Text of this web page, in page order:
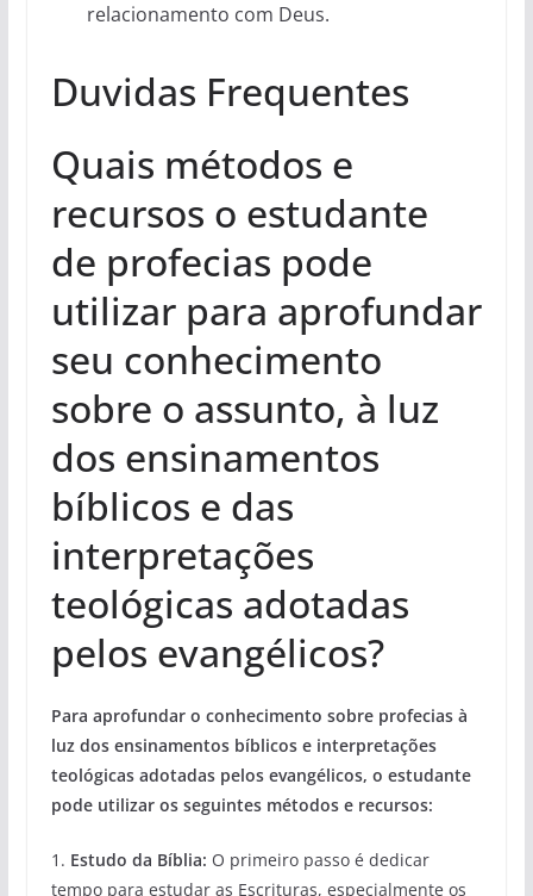
relacionamento com Deus.
Duvidas Frequentes
Quais métodos e
recursos o estudante
de profecias pode
utilizar para aprofundar
seu conhecimento
sobre o assunto, à luz
dos ensinamentos
bíblicos e das
interpretações
teológicas adotadas
pelos evangélicos?
Para aprofundar o conhecimento sobre profecias à
luz dos ensinamentos bíblicos e interpretações
teológicas adotadas pelos evangélicos, o estudante
pode utilizar os seguintes métodos e recursos:
1. Estudo da Bíblia: O primeiro passo é dedicar
tempo para estudar as Escrituras, especialmente os